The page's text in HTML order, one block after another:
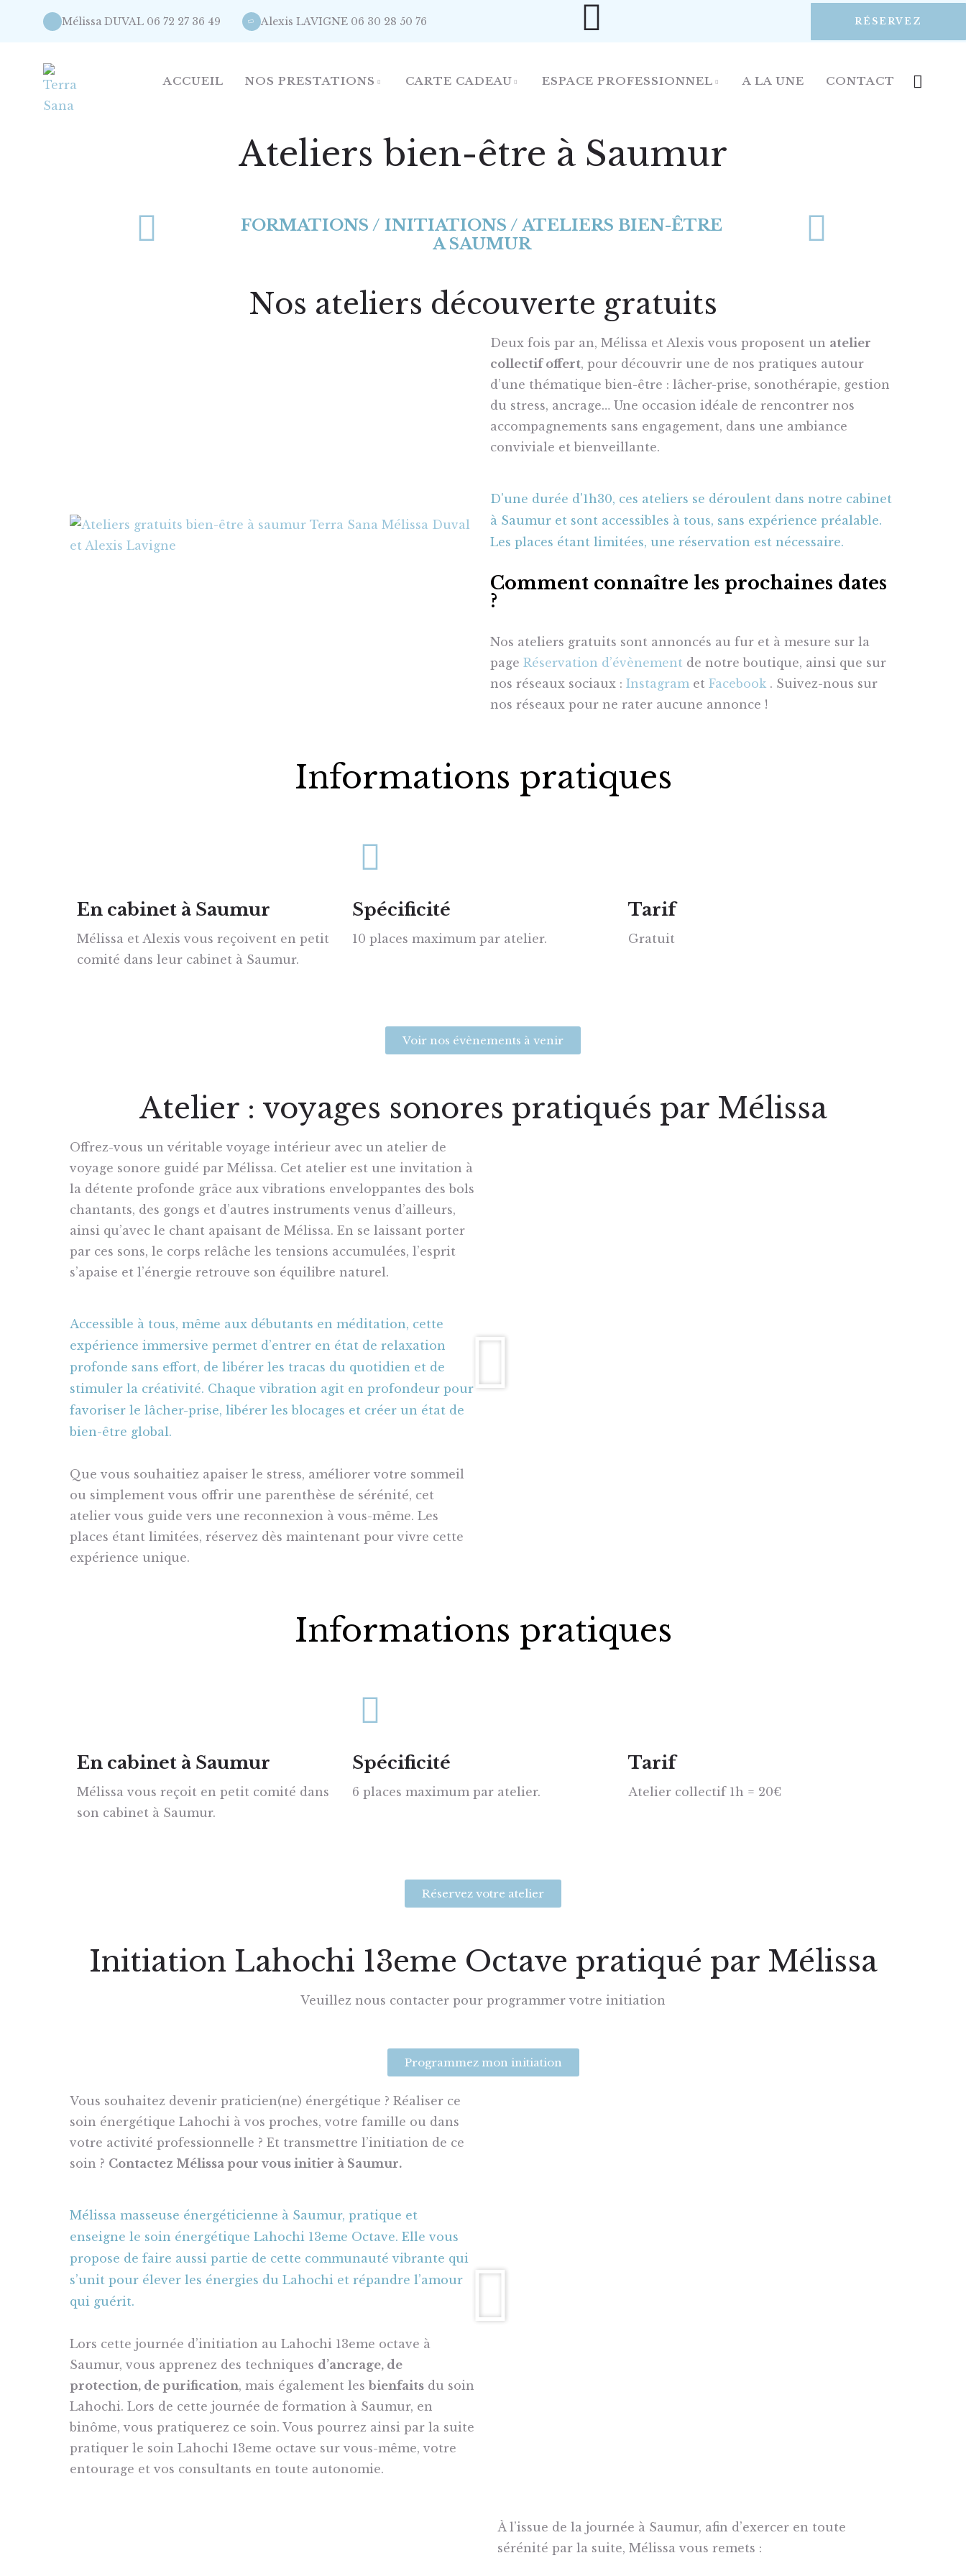
Mélissa DUVAL 06 72 27 36 49 Alexis LAVIGNE 06 30 28 50 76 RÉSERVEZ
ACCUEIL NOS PRESTATIONS CARTE CADEAU ESPACE PROFESSIONNEL A LA UNE CONTACT
Ateliers bien-être à Saumur
FORMATIONS / INITIATIONS / ATELIERS BIEN-ÊTRE
A SAUMUR
Nos ateliers découverte gratuits
Deux fois par an, Mélissa et Alexis vous proposent un atelier
collectif offert, pour découvrir une de nos pratiques autour
d’une thématique bien-être : lâcher-prise, sonothérapie, gestion
du stress, ancrage… Une occasion idéale de rencontrer nos
accompagnements sans engagement, dans une ambiance
conviviale et bienveillante.
D'une durée d'1h30, ces ateliers se déroulent dans notre cabinet
à Saumur et sont accessibles à tous, sans expérience préalable.
Les places étant limitées, une réservation est nécessaire.
Comment connaître les prochaines dates
?
Nos ateliers gratuits sont annoncés au fur et à mesure sur la
page Réservation d’évènement de notre boutique, ainsi que sur
nos réseaux sociaux : Instagram et Facebook . Suivez-nous sur
nos réseaux pour ne rater aucune annonce !
Informations pratiques
En cabinet à Saumur
Mélissa et Alexis vous reçoivent en petit
comité dans leur cabinet à Saumur.
Spécificité
10 places maximum par atelier.
Tarif
Gratuit
Voir nos évènements à venir
Atelier : voyages sonores pratiqués par Mélissa
Offrez-vous un véritable voyage intérieur avec un atelier de
voyage sonore guidé par Mélissa. Cet atelier est une invitation à
la détente profonde grâce aux vibrations enveloppantes des bols
chantants, des gongs et d’autres instruments venus d’ailleurs,
ainsi qu’avec le chant apaisant de Mélissa. En se laissant porter
par ces sons, le corps relâche les tensions accumulées, l’esprit
s’apaise et l’énergie retrouve son équilibre naturel.
Accessible à tous, même aux débutants en méditation, cette
expérience immersive permet d’entrer en état de relaxation
profonde sans effort, de libérer les tracas du quotidien et de
stimuler la créativité. Chaque vibration agit en profondeur pour
favoriser le lâcher-prise, libérer les blocages et créer un état de
bien-être global.
Que vous souhaitiez apaiser le stress, améliorer votre sommeil
ou simplement vous offrir une parenthèse de sérénité, cet
atelier vous guide vers une reconnexion à vous-même. Les
places étant limitées, réservez dès maintenant pour vivre cette
expérience unique.
Informations pratiques
En cabinet à Saumur
Mélissa vous reçoit en petit comité dans
son cabinet à Saumur.
Spécificité
6 places maximum par atelier.
Tarif
Atelier collectif 1h = 20€
Réservez votre atelier
Initiation Lahochi 13eme Octave pratiqué par Mélissa
Veuillez nous contacter pour programmer votre initiation
Programmez mon initiation
Vous souhaitez devenir praticien(ne) énergétique ? Réaliser ce
soin énergétique Lahochi à vos proches, votre famille ou dans
votre activité professionnelle ? Et transmettre l’initiation de ce
soin ? Contactez Mélissa pour vous initier à Saumur.
Mélissa masseuse énergéticienne à Saumur, pratique et
enseigne le soin énergétique Lahochi 13eme Octave. Elle vous
propose de faire aussi partie de cette communauté vibrante qui
s’unit pour élever les énergies du Lahochi et répandre l’amour
qui guérit.
Lors cette journée d’initiation au Lahochi 13eme octave à
Saumur, vous apprenez des techniques d’ancrage, de
protection, de purification, mais également les bienfaitsdu soin
Lahochi. Lors de cette journée de formation à Saumur, en
binôme, vous pratiquerez ce soin. Vous pourrez ainsi par la suite
pratiquer le soin Lahochi 13eme octave sur vous-même, votre
entourage et vos consultants en toute autonomie.
À l’issue de la journée à Saumur, afin d’exercer en toute
sérénité par la suite, Mélissa vous remets :